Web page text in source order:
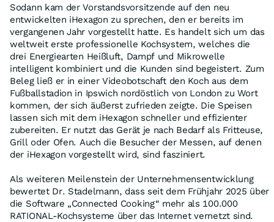
Sodann kam der Vorstandsvorsitzende auf den neu
entwickelten iHexagon zu sprechen, den er bereits im
vergangenen Jahr vorgestellt hatte. Es handelt sich um das
weltweit erste professionelle Kochsystem, welches die
drei Energiearten Heißluft, Dampf und Mikrowelle
intelligent kombiniert und die Kunden sind begeistert. Zum
Beleg ließ er in einer Videobotschaft den Koch aus dem
Fußballstadion in Ipswich nordöstlich von London zu Wort
kommen, der sich äußerst zufrieden zeigte. Die Speisen
lassen sich mit dem iHexagon schneller und effizienter
zubereiten. Er nutzt das Gerät je nach Bedarf als Fritteuse,
Grill oder Ofen. Auch die Besucher der Messen, auf denen
der iHexagon vorgestellt wird, sind fasziniert.
Als weiteren Meilenstein der Unternehmensentwicklung
bewertet Dr. Stadelmann, dass seit dem Frühjahr 2025 über
die Software „Connected Cooking“ mehr als 100.000
RATIONAL-Kochsysteme über das Internet vernetzt sind.